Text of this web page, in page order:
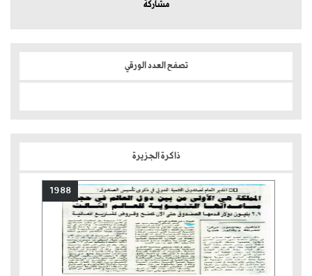
مشاركة
تصفح العدد الورقي
ذاكرة الجزيرة
1988